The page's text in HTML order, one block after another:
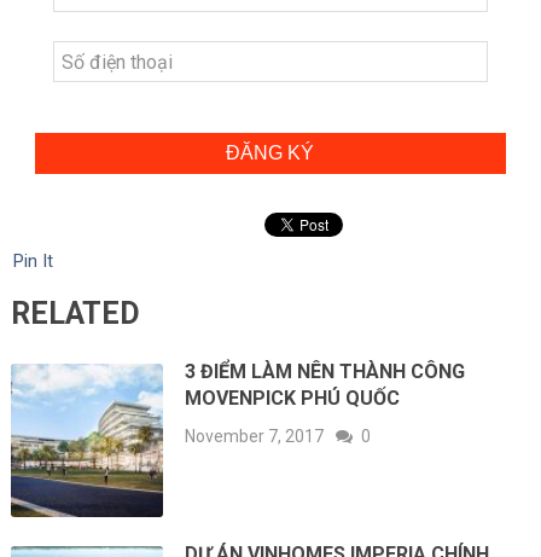
ĐĂNG KÝ
Pin It
RELATED
3 ĐIỂM LÀM NÊN THÀNH CÔNG
MOVENPICK PHÚ QUỐC
November 7, 2017 0